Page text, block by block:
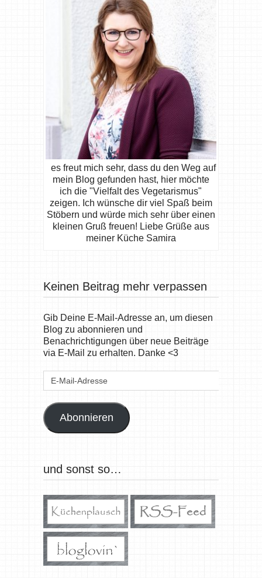
es freut mich sehr, dass du den Weg auf
mein Blog gefunden hast, hier möchte
ich die "Vielfalt des Vegetarismus"
zeigen. Ich wünsche dir viel Spaß beim
Stöbern und würde mich sehr über einen
kleinen Gruß freuen! Liebe Grüße aus
meiner Küche Samira
Keinen Beitrag mehr verpassen
Gib Deine E-Mail-Adresse an, um diesen
Blog zu abonnieren und
Benachrichtigungen über neue Beiträge
via E-Mail zu erhalten. Danke <3
E-
Abonnieren
und sonst so…